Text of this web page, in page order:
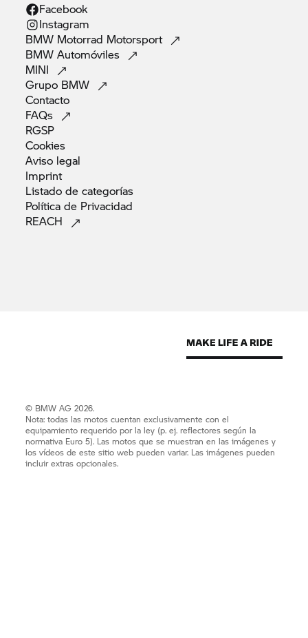
Facebook
Instagram
BMW Motorrad Motorsport
BMWAutomóviles
MINI
Grupo BMW
Contacto
FAQs
RGSP
Cookies
Aviso legal
Imprint
Listado decategorías
Política de Privacidad
REACH
© BMW AG 2026.
Nota: todas las motos cuentan exclusivamente con el
equipamiento requerido por la ley (p. ej. reflectores según la
normativa Euro 5). Las motos que se muestran en las imágenes y
los vídeos de este sitio web pueden variar. Las imágenes pueden
incluir extras opcionales.